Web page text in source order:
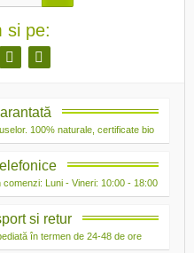
si pe:
100% naturale, certificate bio
Luni - Vineri: 10:00 - 18:00
si retur
în termen de 24-48 de ore